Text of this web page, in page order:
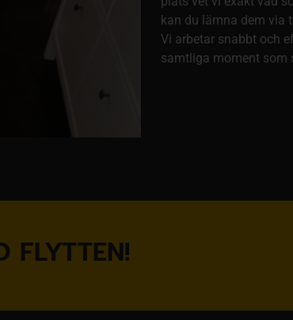
kan du lämna dem via
Vi arbetar snabbt och
samtliga moment som
FLYTTEN!